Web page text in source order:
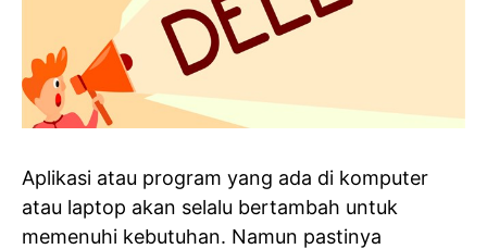
Aplikasi atau program yang ada di komputer
atau laptop akan selalu bertambah untuk
memenuhi kebutuhan. Namun pastinya